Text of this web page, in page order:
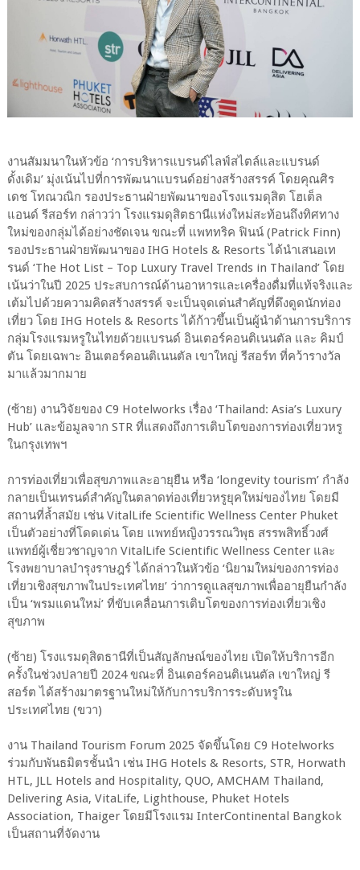
งานสัมมนาในหัวข้อ ‘การบริหารแบรนด์ไลฟ์สไตล์และแบรนด์
ดั้งเดิม’ มุ่งเน้นไปที่การพัฒนาแบรนด์อย่างสร้างสรรค์ โดยคุณศิร
เดช โทณวณิก รองประธานฝ่ายพัฒนาของโรงแรมดุสิต โฮเต็ล
แอนด์ รีสอร์ท กล่าวว่า โรงแรมดุสิตธานีแห่งใหม่สะท้อนถึงทิศทาง
ใหม่ของกลุ่มได้อย่างชัดเจน ขณะที่ แพททริค ฟินน์ (Patrick Finn)
รองประธานฝ่ายพัฒนาของ IHG Hotels & Resorts ได้นำเสนอเท
รนด์ ‘The Hot List – Top Luxury Travel Trends in Thailand’ โดย
เน้นว่าในปี 2025 ประสบการณ์ด้านอาหารและเครื่องดื่มที่แท้จริงและ
เต้มไปด้วยความคิดสร้างสรรค์ จะเป็นจุดเด่นสำคัญที่ดึงดูดนักท่อง
เที่ยว โดย IHG Hotels & Resorts ได้ก้าวขึ้นเป็นผู้นำด้านการบริการ
กลุ่มโรงแรมหรูในไทยด้วยแบรนด์ อินเตอร์คอนติเนนตัล และ คิมป์
ตัน โดยเฉพาะ อินเตอร์คอนติเนนตัล เขาใหญ่ รีสอร์ท ที่คว้ารางวัล
มาแล้วมากมาย
(ซ้าย) งานวิจัยของ C9 Hotelworks เรื่อง ‘Thailand: Asia’s Luxury
Hub’ และข้อมูลจาก STR ที่แสดงถึงการเติบโตของการท่องเที่ยวหรู
ในกรุงเทพฯ
การท่องเที่ยวเพื่อสุขภาพและอายุยืน หรือ ‘longevity tourism’ กำลัง
กลายเป็นเทรนด์สำคัญในตลาดท่องเที่ยวหรูยุคใหม่ของไทย โดยมี
สถานที่ล้ำสมัย เช่น VitalLife Scientific Wellness Center Phuket
เป็นตัวอย่างที่โดดเด่น โดย แพทย์หญิงวรรณวิพุธ สรรพสิทธิ์วงศ์
แพทย์ผู้เชี่ยวชาญจาก VitalLife Scientific Wellness Center และ
โรงพยาบาลบำรุงราษฎร์ ได้กล่าวในหัวข้อ ‘นิยามใหม่ของการท่อง
เที่ยวเชิงสุขภาพในประเทศไทย’ ว่าการดูแลสุขภาพเพื่ออายุยืนกำลัง
เป็น ‘พรมแดนใหม่’ ที่ขับเคลื่อนการเติบโตของการท่องเที่ยวเชิง
สุขภาพ
(ซ้าย) โรงแรมดุสิตธานีที่เป็นสัญลักษณ์ของไทย เปิดให้บริการอีก
ครั้งในช่วงปลายปี 2024 ขณะที่ อินเตอร์คอนติเนนตัล เขาใหญ่ รี
สอร์ต ได้สร้างมาตรฐานใหม่ให้กับการบริการระดับหรูใน
ประเทศไทย (ขวา)
งาน Thailand Tourism Forum 2025 จัดขึ้นโดย C9 Hotelworks
ร่วมกับพันธมิตรชั้นนำ เช่น IHG Hotels & Resorts, STR, Horwath
HTL, JLL Hotels and Hospitality, QUO, AMCHAM Thailand,
Delivering Asia, VitaLife, Lighthouse, Phuket Hotels
Association, Thaiger โดยมีโรงแรม InterContinental Bangkok
เป็นสถานที่จัดงาน